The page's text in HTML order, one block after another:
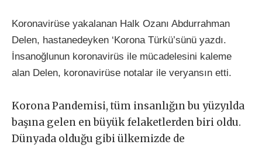
Koronavirüse yakalanan Halk Ozanı Abdurrahman
Delen, hastanedeyken ‘Korona Türkü’sünü yazdı.
İnsanoğlunun koronavirüs ile mücadelesini kaleme
alan Delen, koronavirüse notalar ile veryansın etti.
Korona Pandemisi, tüm insanlığın bu yüzyılda
başına gelen en büyük felaketlerden biri oldu.
Dünyada olduğu gibi ülkemizde de